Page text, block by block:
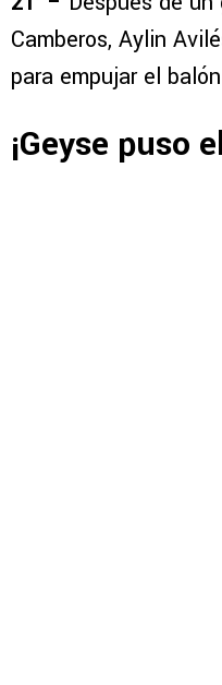
Camberos, Aylin
para empujar el
¡Geyse puso